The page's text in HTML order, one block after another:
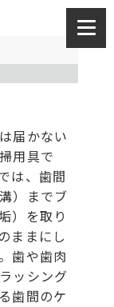
届かない
用具で
は、歯間
）までブ
）を取り
ままにし
歯や歯肉
ッシング
歯間のケ